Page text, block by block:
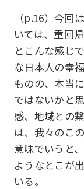
（p.16）今回
いては、重回
とこんな感じ
な日本人の幸
ものの、本当
ではないかと
感、地域との
は、我々のこ
意味でいうと
ようなとこが
いる。